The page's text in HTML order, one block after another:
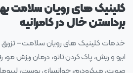
کلینیک های رویان سلامت
برداستن خال در کامرانیه
خدمات کلینیک های رویان سلامت –
ابرو و ریش، پاک کردن تاتو، درمان ریزش